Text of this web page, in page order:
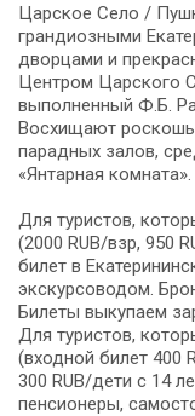
Царское Село /
грандиозными
дворцами и
Центром Царского
выполненный Ф.Б.
Восхищают
парадных залов,
«Янтарная комната».
Для туристов,
(2000 RUB/взр, 950
билет в
экскурсоводом.
Билеты выкупаем
Для туристов,
(входной билет 400
300 RUB/дети с 14
пенсионеры,